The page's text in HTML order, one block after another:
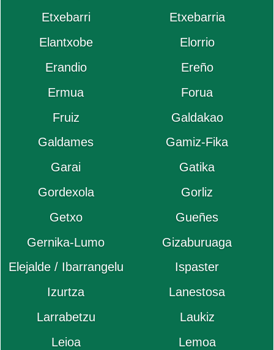
Etxebarri
Etxebarria
Elantxobe
Elorrio
Erandio
Ereño
Ermua
Forua
Fruiz
Galdakao
Galdames
Gamiz-Fika
Garai
Gatika
Gordexola
Gorliz
Getxo
Gueñes
Gernika-Lumo
Gizaburuaga
Elejalde / Ibarrangelu
Ispaster
Izurtza
Lanestosa
Larrabetzu
Laukiz
Leioa
Lemoa